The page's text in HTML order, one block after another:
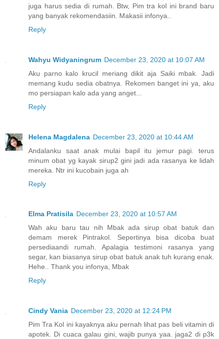
juga harus sedia di rumah. Btw, Pim tra kol ini brand baru
yang banyak rekomendasiin. Makasii infonya..
Reply
Wahyu Widyaningrum December 23, 2020 at 10:07 AM
Aku parno kalo krucil meriang dikit aja Saiki mbak. Jadi
memang kudu sedia obatnya. Rekomen banget ini ya, aku
mo persiapan kalo ada yang anget...
Reply
Helena Magdalena December 23, 2020 at 10:44 AM
Andalanku saat anak mulai bapil itu jemur pagi. terus
minum obat yg kayak sirup2 gini jadi ada rasanya ke lidah
mereka. Ntr ini kucobain juga ah
Reply
Elma Pratisila December 23, 2020 at 10:57 AM
Wah aku baru tau nih Mbak ada sirup obat batuk dan
demam merek Pintrakol. Sepertinya bisa dicoba buat
persediaandi rumah. Apalagia testimoni rasanya yang
segar, kan biasanya sirup obat batuk anak tuh kurang enak.
Hehe.. Thank you infonya, Mbak
Reply
Cindy Vania December 23, 2020 at 12:24 PM
Pim Tra Kol ini kayaknya aku pernah lihat pas beli vitamin di
apotek. Di cuaca galau gini, wajib punya yaa. jaga2 di p3k